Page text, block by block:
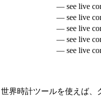
— see live
— see live
— see live
— see live
— see live
界時計ツールを使えば